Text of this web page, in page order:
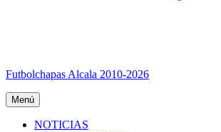
Futbolchapas Alcala 2010-2026
Menú
NOTICIAS